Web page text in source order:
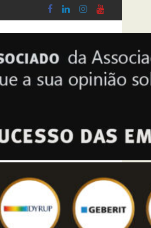
de 28 de Janeiro
Diploma de transposição da Diretiva